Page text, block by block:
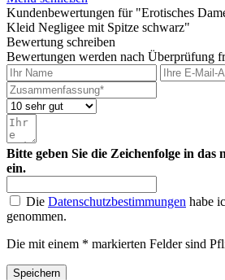
Kundenbewertungen für "Erotisches
Kleid Negligee mit Spitze schwarz"
Bewertung schreiben
Bewertungen werden nach Überprüfung
Bitte geben Sie die Zeichenfolge in das
ein.
Die Datenschutzbestimmungen habe
genommen.
Die mit einem * markierten Felder sind
Speichern